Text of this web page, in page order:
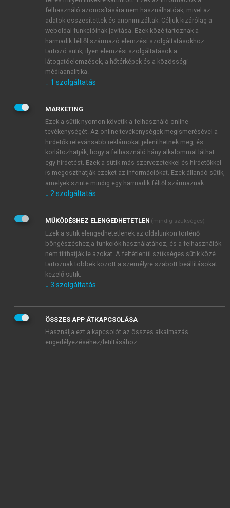
1 óra díjmentes hozzáférés
E-MAIL-CÍM
JELSZÓ
JELSZÓ ÚJRA
Kérek értesítést a MeRSZ újdonságairól, akcióiról.
Kérek értesítést az Akadémiai Kiadó Zrt. újdonságairól,
Adatkezelési tájékoztatóbanfoglaltakat tudomásul
veszem és elfogadom.
Általános vásárlási feltételeket, valamint a szotar.netés a
mersz.huoldalak licencszerződéseiben foglaltakat
tudomásul veszem és elfogadom.
KIPRÓBÁLOM
felhasználó azonosítására nem használhatóak, mivel az
adatok összesítettek és anonimizáltak. Céljuk kizárólag a
weboldal funkcióinak javítása. Ezek közé tartoznak a
harmadik féltől származó elemzési szolgáltatásokhoz
tartozó sütik; ilyen elemzési szolgáltatások a
látogatóelemzések, a hőtérképek és a közösségi
médiaanalitika.
↓ 1 szolgáltatás
MARKETING
Ezek a sütik nyomon követik a felhasználó online
tevékenységét. Az online tevékenységek megismerésével a
hirdetők relevánsabb reklámokat jeleníthetnek meg, és
korlátozhatják, hogy a felhasználó hány alkalommal láthat
egy hirdetést. Ezek a sütik más szervezetekkel és hirdetőkkel
is megoszthatják ezeket az információkat. Ezek állandó sütik,
amelyek szinte mindig egy harmadik féltől származnak.
↓ 2 szolgáltatás
MŰKÖDÉSHEZ ELENGEDHETETLEN (mindig szükséges)
Ezek a sütik elengedhetetlenek az oldalunkon történő
böngészéshez,a funkciók használatához, és a felhasználók
nem tilthatják le azokat. A feltétlenül szükséges sütik közé
tartoznak többek között a személyre szabott beállításokat
kezelő sütik.
↓ 3 szolgáltatás
ÖSSZES APP ÁTKAPCSOLÁSA
Használja ezt a kapcsolót az összes alkalmazás
engedélyezéséhez/letiltásához.